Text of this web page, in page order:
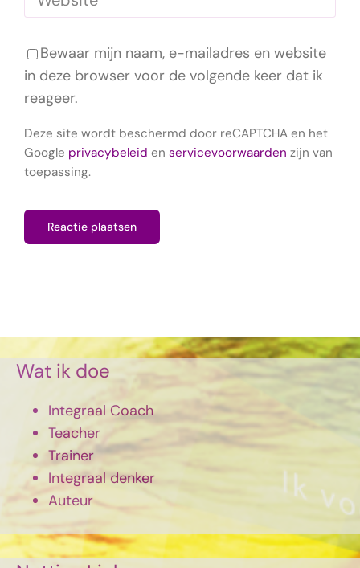
Bewaar mijn naam, e-mailadres en website
in deze browser voor de volgende keer dat ik
reageer.
Deze site wordt beschermd door reCAPTCHA en het
Google privacybeleid en servicevoorwaarden zijn van
toepassing.
Wat ik doe
Integraal Coach
Teacher
Trainer
Integraal denker
Auteur